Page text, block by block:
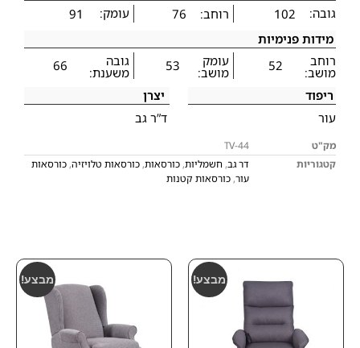
גובה:
102 רוחב: 76 עומק:
91
מידות פנימיות
רוחב
מושב: 52 עומק
מושב: 53 גובה
משענת:
66
ריפוד
עור
יצרן
ד”ר גב
מק"ט
TV-44
קטגוריות
דר גב, חשמליות, כורסאות, כורסאות טלויזיה, כורסאות
עור, כורסאות קטנות
מבצע! מבצע!